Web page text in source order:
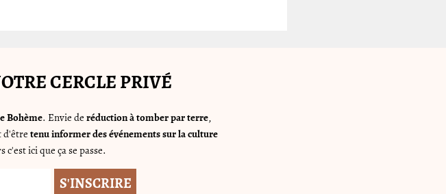
CERCLE PRIVÉ
Bohème. Envie de réduction à tomber par terre,
d'être tenu informer des événements sur la culture
ici que ça se passe.